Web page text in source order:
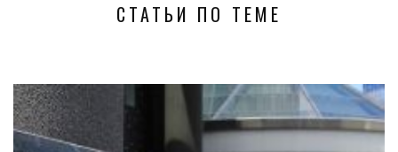
СТАТЬИ ПО ТЕМЕ